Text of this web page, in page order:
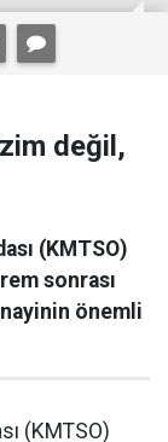
değil,
(KMTSO)
sonrası
önemli
(KMTSO)